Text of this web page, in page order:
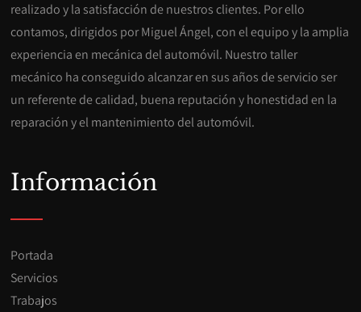
realizado y la satisfacción de nuestros clientes. Por ello
contamos, dirigidos por Miguel Ángel, con el equipo y la amplia
experiencia en mecánica del automóvil. Nuestro taller
mecánico ha conseguido alcanzar en sus años de servicio ser
un referente de calidad, buena reputación y honestidad en la
reparación y el mantenimiento del automóvil.
Información
Portada
Servicios
Trabajos